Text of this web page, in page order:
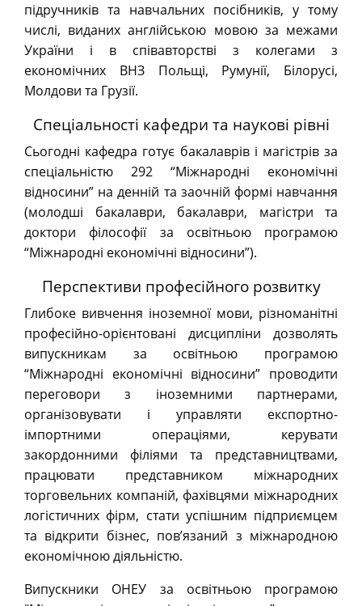
підручників та навчальних посібників, у тому
числі, виданих англійською мовою за межами
України і в співавторстві з колегами з
економічних ВНЗ Польщі, Румунії, Білорусі,
Молдови та Грузії.
Спеціальності кафедри та наукові рівні
Сьогодні кафедра готує бакалаврів і магістрів за
спеціальністю 292 “Міжнародні економічні
відносини” на денній та заочній формі навчання
(молодші бакалаври, бакалаври, магістри та
доктори філософії за освітньою програмою
“Міжнародні економічні відносини”).
Перспективи професійного розвитку
Глибоке вивчення іноземної мови, різноманітні
професійно-орієнтовані дисципліни дозволять
випускникам за освітньою програмою
“Міжнародні економічні відносини” проводити
переговори з іноземними партнерами,
організовувати і управляти експортно-
імпортними операціями, керувати
закордонними філіями та представництвами,
працювати представником міжнародних
торговельних компаній, фахівцями міжнародних
логістичних фірм, стати успішним підприємцем
та відкрити бізнес, пов’язаний з міжнародною
економічною діяльністю.
Випускники ОНЕУ за освітньою програмою